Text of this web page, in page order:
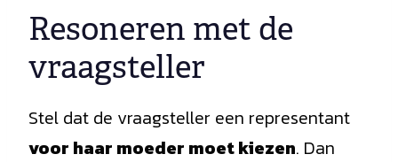
Resoneren met de
vraagsteller
Stel dat de vraagsteller een representant
voor haar moeder moet kiezen. Dan